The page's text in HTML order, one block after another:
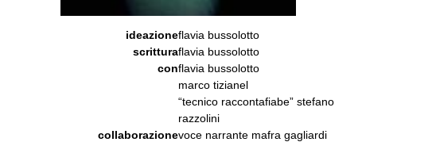
ideazione
scrittura
con
collaborazione
flavia bussolotto
flavia bussolotto
flavia bussolotto
marco tizianel
“tecnico raccontafiabe” stefano
razzolini
voce narrante mafra gagliardi